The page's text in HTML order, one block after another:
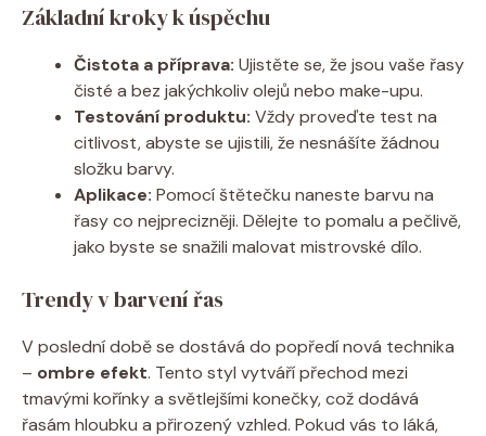
Základní kroky k úspěchu
Čistota a příprava: Ujistěte se, že jsou vaše řasy
čisté a bez jakýchkoliv olejů nebo make-upu.
Testování produktu: Vždy proveďte test na
citlivost, abyste se ujistili, že nesnášíte žádnou
složku barvy.
Aplikace: Pomocí štětečku naneste barvu na
řasy co nejprecizněji. Dělejte to pomalu a pečlivě,
jako byste se snažili malovat mistrovské dílo.
Trendy v barvení řas
V poslední době se dostává do popředí nová technika
– ombre efekt. Tento styl vytváří přechod mezi
tmavými kořínky a světlejšími konečky, což dodává
řasám hloubku a přirozený vzhled. Pokud vás to láká,